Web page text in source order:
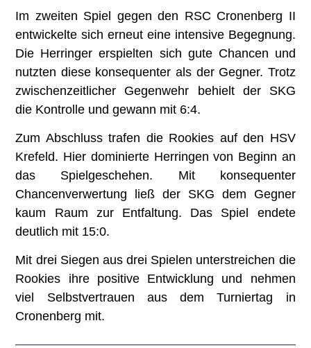
Im zweiten Spiel gegen den RSC Cronenberg II
entwickelte sich erneut eine intensive Begegnung.
Die Herringer erspielten sich gute Chancen und
nutzten diese konsequenter als der Gegner. Trotz
zwischenzeitlicher Gegenwehr behielt der SKG
die Kontrolle und gewann mit 6:4.
Zum Abschluss trafen die Rookies auf den HSV
Krefeld. Hier dominierte Herringen von Beginn an
das Spielgeschehen. Mit konsequenter
Chancenverwertung ließ der SKG dem Gegner
kaum Raum zur Entfaltung. Das Spiel endete
deutlich mit 15:0.
Mit drei Siegen aus drei Spielen unterstreichen die
Rookies ihre positive Entwicklung und nehmen
viel Selbstvertrauen aus dem Turniertag in
Cronenberg mit.